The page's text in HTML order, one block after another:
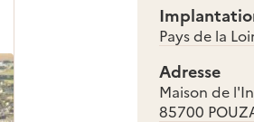
Pays de la
Adresse
Maison de
85700